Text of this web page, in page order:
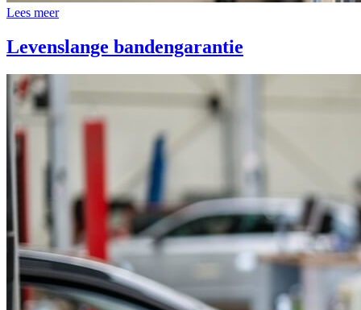
Lees meer
Levenslange bandengarantie